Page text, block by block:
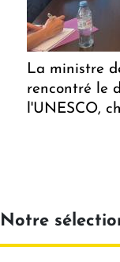
La ministre
rencontré le
l'UNESCO,
Notre